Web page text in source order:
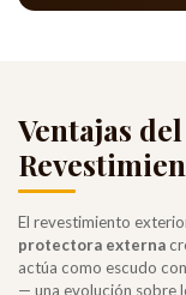
Ventajas del
El revestimiento
protectora externa
actúa como escudo
— una evolución sobre